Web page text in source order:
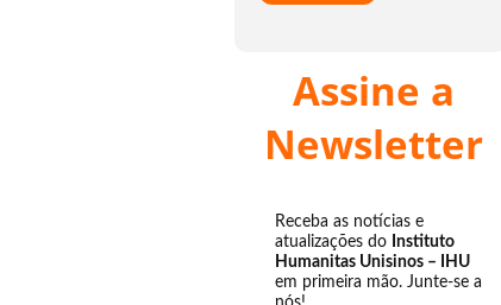
Assine a
Newsletter
Receba as notícias e
atualizações do Instituto
Humanitas Unisinos – IHU
em primeira mão. Junte-se a